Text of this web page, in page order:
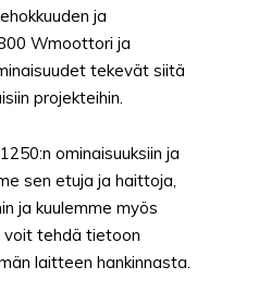
ja
Wmoottori ja
tekevät siitä
projekteihin.
ominaisuuksiin ja
sen etuja ja haittoja,
ja kuulemme myös
voit tehdä tietoon
laitteen hankinnasta.